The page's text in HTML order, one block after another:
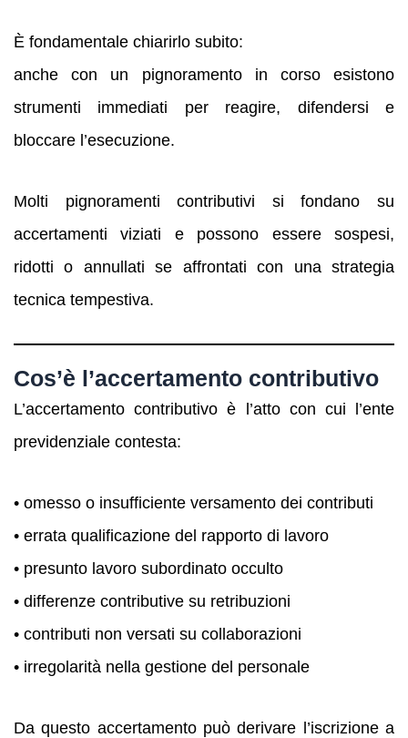
È fondamentale chiarirlo subito:
anche con un pignoramento in corso esistono
strumenti immediati per reagire, difendersi e
bloccare l’esecuzione.
Molti pignoramenti contributivi si fondano su
accertamenti viziati e possono essere sospesi,
ridotti o annullati se affrontati con una strategia
tecnica tempestiva.
Cos’è l’accertamento contributivo
L’accertamento contributivo è l’atto con cui l’ente
previdenziale contesta:
• omesso o insufficiente versamento dei contributi
• errata qualificazione del rapporto di lavoro
• presunto lavoro subordinato occulto
• differenze contributive su retribuzioni
• contributi non versati su collaborazioni
• irregolarità nella gestione del personale
Da questo accertamento può derivare l’iscrizione a